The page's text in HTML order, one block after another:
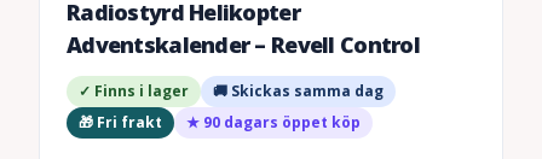
Radiostyrd Helikopter
Adventskalender – Revell Control
✓ Finns i lager
🚚 Skickas samma dag
🎁 Fri frakt
★ 90 dagars öppet köp